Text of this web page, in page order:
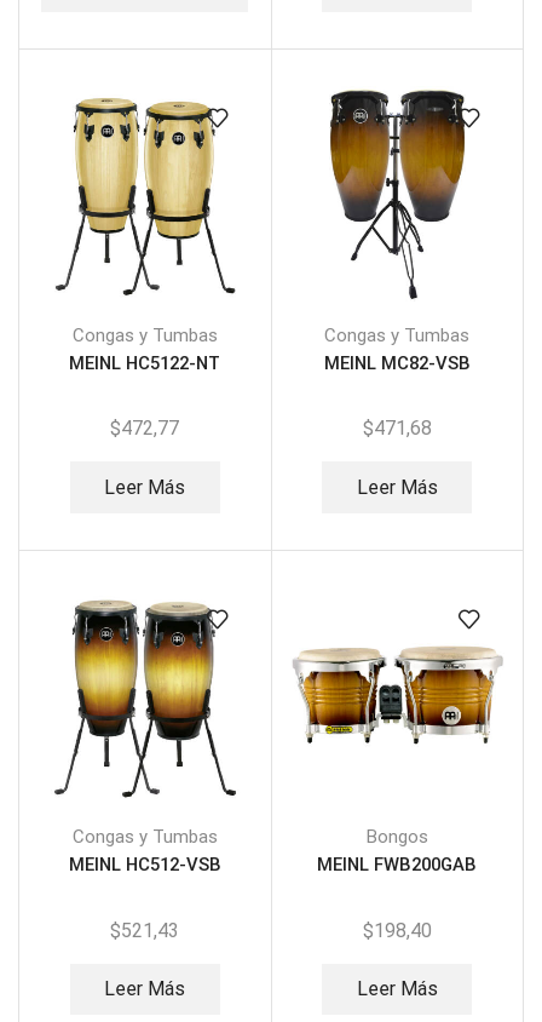
Congas y Tumbas
MEINL HC5122-NT
$472,77
Leer Más
Congas y Tumbas
MEINL MC82-VSB
$471,68
Leer Más
Congas y Tumbas
MEINL HC512-VSB
$521,43
Leer Más
Bongos
MEINL FWB200GAB
$198,40
Leer Más